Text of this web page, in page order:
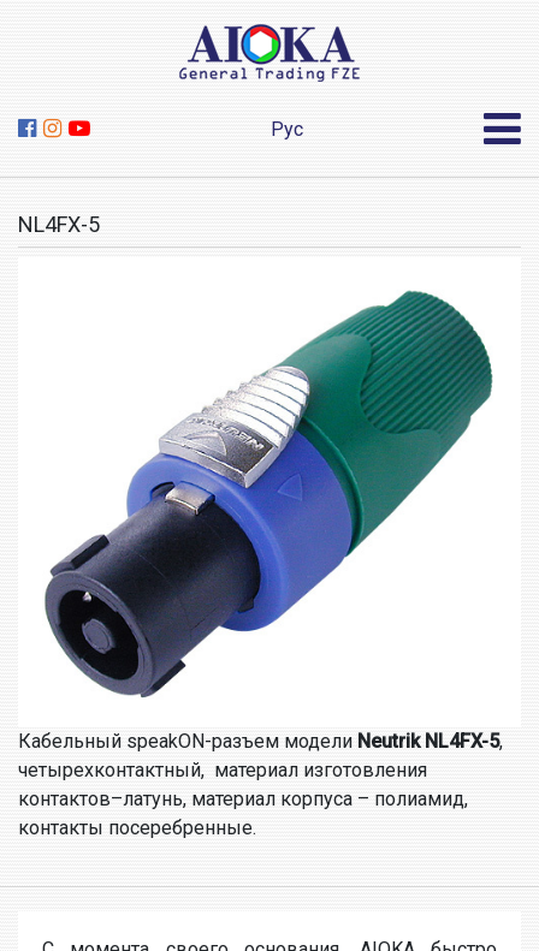
Рус
NL4FX-5
Кабельный speakON-разъем модели Neutrik NL4FX-5,
четырехконтактный, материал изготовления
контактов–латунь, материал корпуса – полиамид,
контакты посеребренные.